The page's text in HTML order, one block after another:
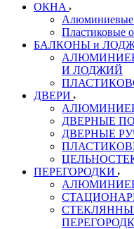
ОКНА
Алюминиевые
Пластиковые
БАЛКОНЫ и
И ЛОДЖИЙ
ДВЕРИ
ДВЕРНЫЕ
ДВЕРНЫЕ
ПЕРЕГОРОДКИ